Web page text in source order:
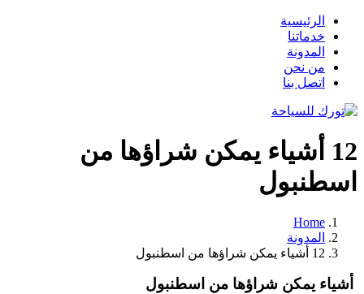
الرئيسية
خدماتنا
المدونة
من نحن
اتصل بنا
12 أشياء يمكن شراؤها من
اسطنبول
Home
المدونة
12 أشياء يمكن شراؤها من اسطنبول
أشياء يمكن شراؤها من اسطنبول